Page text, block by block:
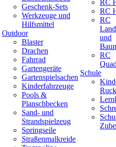
Geschenk-Sets
Werkzeuge und
Hilfsmittel
Outdoor
Blaster
Drachen
Fahrrad
Gartengeräte
Gartenspielsachen
Kinderfahrzeuge
Pools &
Planschbecken
Sand- und
Strandspielzeug
Springseile
Straßenmalkreide
RC
RC
RC
und
RC
Schule